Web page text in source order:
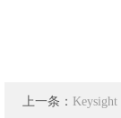
上一条：